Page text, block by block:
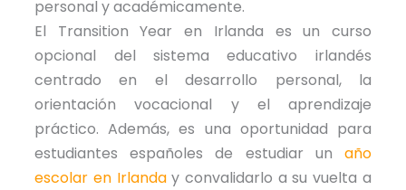
personal y académicamente.
El Transition Year en Irlanda es un curso
opcional del sistema educativo irlandés
centrado en el desarrollo personal, la
orientación vocacional y el aprendizaje
práctico. Además, es una oportunidad para
estudiantes españoles de estudiar un año
escolar en Irlanday convalidarlo a su vuelta a